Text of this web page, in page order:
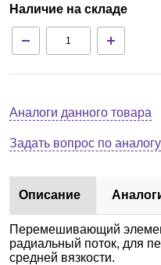
Наличие на складе
Аналоги данного товара
Задать вопрос по аналогу
Описание
Перемешивающий
радиальный поток, для
средней вязкости.